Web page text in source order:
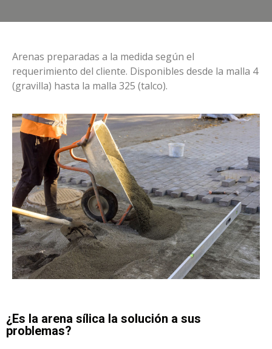
Arenas preparadas a la medida según el
requerimiento del cliente. Disponibles desde la malla 4
(gravilla) hasta la malla 325 (talco).
¿Es la arena sílica la solución a sus
problemas?